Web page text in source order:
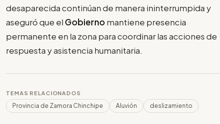
desaparecida continúan de manera ininterrumpida y
aseguró que el Gobierno mantiene presencia
permanente en la zona para coordinar las acciones de
respuesta y asistencia humanitaria.
TEMAS RELACIONADOS
Provincia de Zamora Chinchipe Aluvión deslizamiento